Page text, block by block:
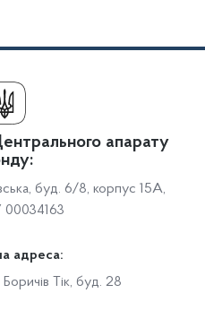
апарату
буд. 6/8, корпус 15А,
адреса:
Тік, буд. 28